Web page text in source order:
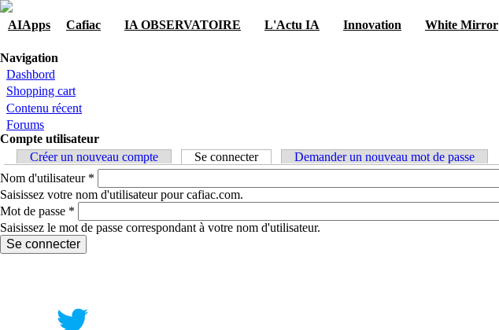
Skip to navigation
Aller au contenu principal
AIApps
Cafiac IA OBSERVATOIRE L'Actu IA Innovation White Mirror
Navigation
Dashbord
Shopping cart
Contenu récent
Forums
Compte utilisateur
Onglets principaux
Créer un nouveau compte Se connecter(onglet actif)Demander un nouveau mot de passe
Nom d'utilisateur *
Saisissez votre nom d'utilisateur pour cafiac.com.
Mot de passe *
Saisissez le mot de passe correspondant à votre nom d'utilisateur.